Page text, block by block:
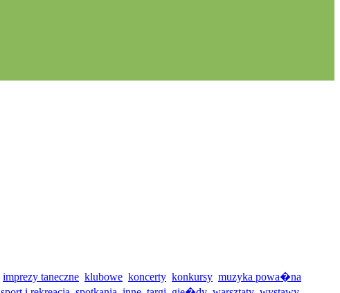
imprezy taneczne klubowe koncerty konkursy muzyka powa�na